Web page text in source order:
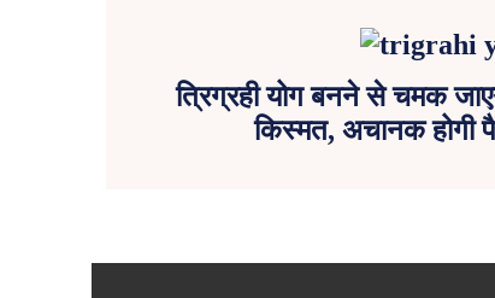
त्रिग्रही योग बनने से चमक
किस्मत, अचानक होगी